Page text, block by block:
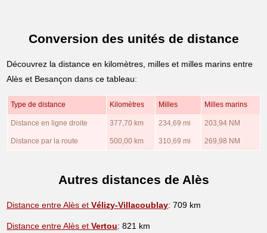
Conversion des unités de distance
Découvrez la distance en kilomètres, milles et milles marins entre
Alès et Besançon dans ce tableau:
Type de distance Kilomètres Milles Milles marins
Distance en ligne droite 377,70 km 234,69 mi 203,94 NM
Distance par la route 500,00 km 310,69 mi 269,98 NM
Autres distances de Alès
Distance entre Alès etVélizy-Villacoublay: 709 km
Distance entre Alès etVertou: 821 km